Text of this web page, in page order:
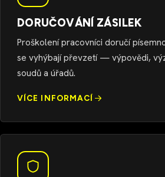
DORUČOVÁNÍ ZÁSILEK
Proškolení pracovníci doručí
se vyhýbají převzetí — výpovědi,
soudů a úřadů.
VÍCE INFORMACÍ